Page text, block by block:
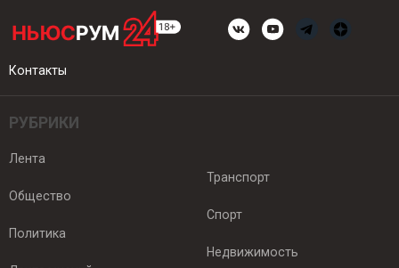
Контакты
РУБРИКИ
Лента
Общество
Политика
Транспорт
Спорт
Недвижимость